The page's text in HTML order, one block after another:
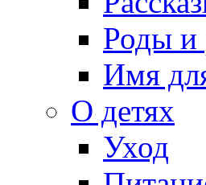
Роды и
Имя
О детях
Уход